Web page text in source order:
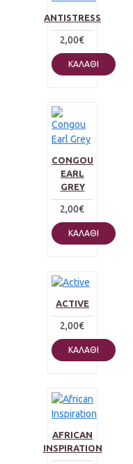
ANTISTRESS
2,00€
ΚΑΛΆΘΙ
CONGOU
EARL
GREY
2,00€
ΚΑΛΆΘΙ
ACTIVE
2,00€
ΚΑΛΆΘΙ
AFRICAN
INSPIRATION